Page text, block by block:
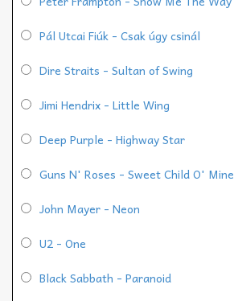
Pál Utcai Fiúk - Csak úgy csinál
Dire Straits - Sultan of Swing
Jimi Hendrix - Little Wing
Deep Purple - Highway Star
Guns N' Roses - Sweet Child O' Mine
John Mayer - Neon
U2 - One
Black Sabbath - Paranoid